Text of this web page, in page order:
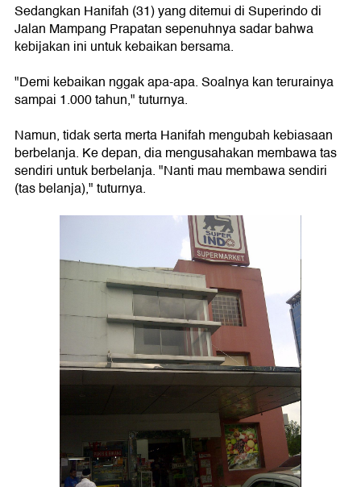
Sedangkan Hanifah (31) yang ditemui di Superindo di
Jalan Mampang Prapatan sepenuhnya sadar bahwa
kebijakan ini untuk kebaikan bersama.
"Demi kebaikan nggak apa-apa. Soalnya kan terurainya
sampai 1.000 tahun," tuturnya.
Namun, tidak serta merta Hanifah mengubah kebiasaan
berbelanja. Ke depan, dia mengusahakan membawa tas
sendiri untuk berbelanja. "Nanti mau membawa sendiri
(tas belanja)," tuturnya.